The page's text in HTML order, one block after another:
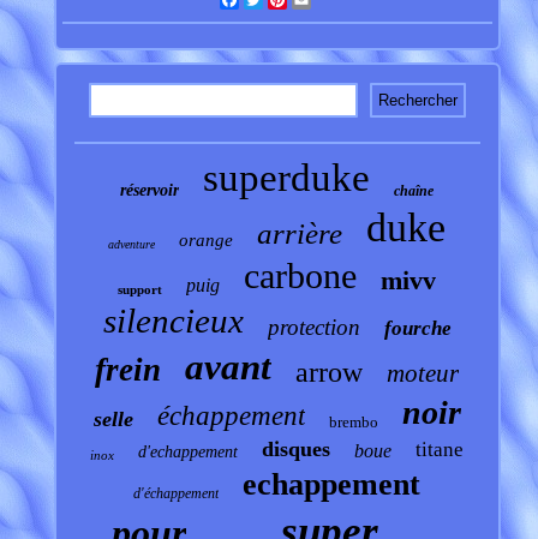
réservoir superduke chaîne
adventure orange arrière duke
support puig carbone mivv
silencieux protection fourche
frein avant arrow moteur
selle échappement brembo noir
inox d'echappement disques boue titane
d'échappement echappement